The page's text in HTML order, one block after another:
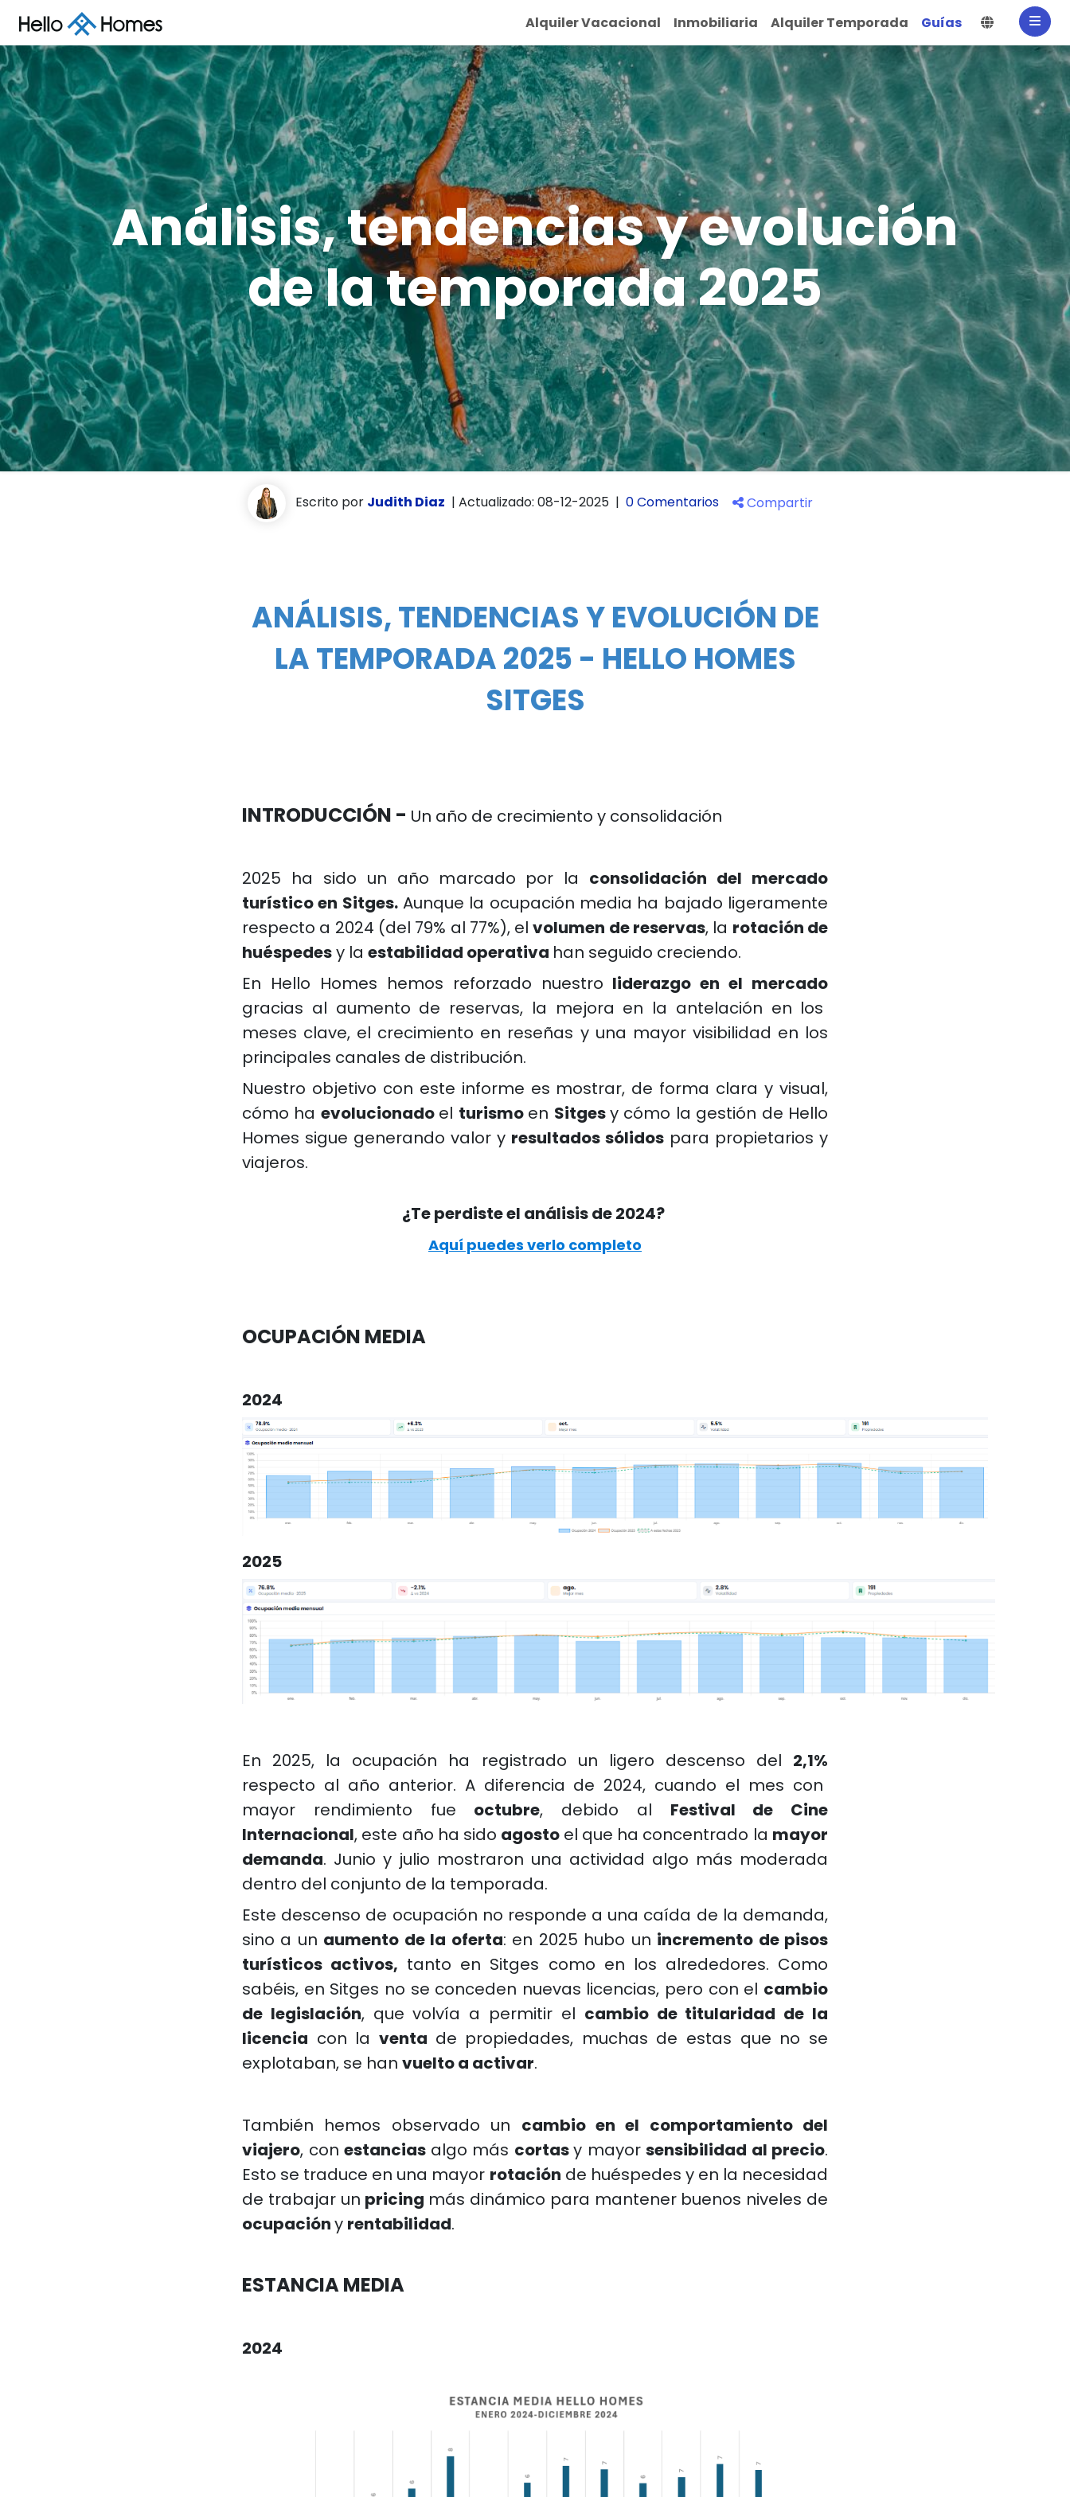
Alquiler Vacacional Inmobiliaria Alquiler Temporada Guías
Análisis, tendencias y evolución
de la temporada 2025
Escrito por Judith Diaz | Actualizado: 08-12-2025 | 0 Comentarios Compartir
ANÁLISIS, TENDENCIAS Y EVOLUCIÓN DE
LA TEMPORADA 2025 - HELLO HOMES
SITGES
INTRODUCCIÓN - Un año de crecimiento y consolidación
2025 ha sido un año marcado por la consolidación del mercado
turístico en Sitges.Aunque la ocupación media ha bajado ligeramente
respecto a 2024 (del 79% al 77%), elvolumen de reservas, la rotación de
huéspedesy la estabilidad operativa han seguido creciendo.
En Hello Homes hemos reforzado nuestro liderazgo en el mercado
gracias al aumento de reservas, la mejora en la antelación en los
meses clave, el crecimiento en reseñas y una mayor visibilidad en los
principales canales de distribución.
Nuestro objetivo con este informe es mostrar, de forma clara y visual,
cómo ha evolucionado el turismo en Sitgesy cómo la gestión de Hello
Homes sigue generando valor y resultados sólidos para propietarios y
viajeros.
¿Te perdiste el análisis de 2024?
Aquí puedes verlo completo
OCUPACIÓN MEDIA
2024
2025
En 2025, la ocupación ha registrado un ligero descenso del 2,1%
respecto al año anterior. A diferencia de 2024, cuando el mes con
mayor rendimiento fue octubre, debido al Festival de Cine
Internacional, este año ha sido agosto el que ha concentrado la mayor
demanda. Junio y julio mostraron una actividad algo más moderada
dentro del conjunto de la temporada.
Este descenso de ocupación no responde a una caída de la demanda,
sino a un aumento de la oferta: en 2025 hubo un incremento de pisos
turísticos activos, tanto en Sitges como en los alrededores. Como
sabéis, en Sitges no se conceden nuevas licencias, pero con el cambio
de legislación, que volvía a permitir el cambio de titularidad de la
licencia con la venta de propiedades, muchas de estas que no se
explotaban, se han vuelto a activar.
También hemos observado un cambio en el comportamiento del
viajero, con estancias algo más cortasy mayor sensibilidad al precio.
Esto se traduce en una mayor rotación de huéspedes y en la necesidad
de trabajar un pricing más dinámico para mantener buenos niveles de
ocupacióny rentabilidad.
ESTANCIA MEDIA
2024